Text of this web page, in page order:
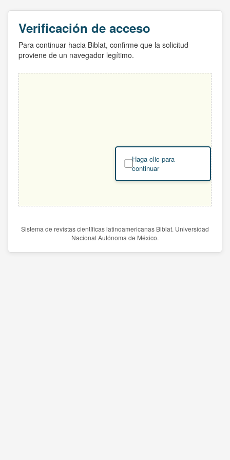
Verificación de acceso
Para continuar hacia Biblat, confirme que la solicitud
proviene de un navegador legítimo.
Haga clic para
continuar
Sistema de revistas científicas latinoamericanas Biblat. Universidad
Nacional Autónoma de México.